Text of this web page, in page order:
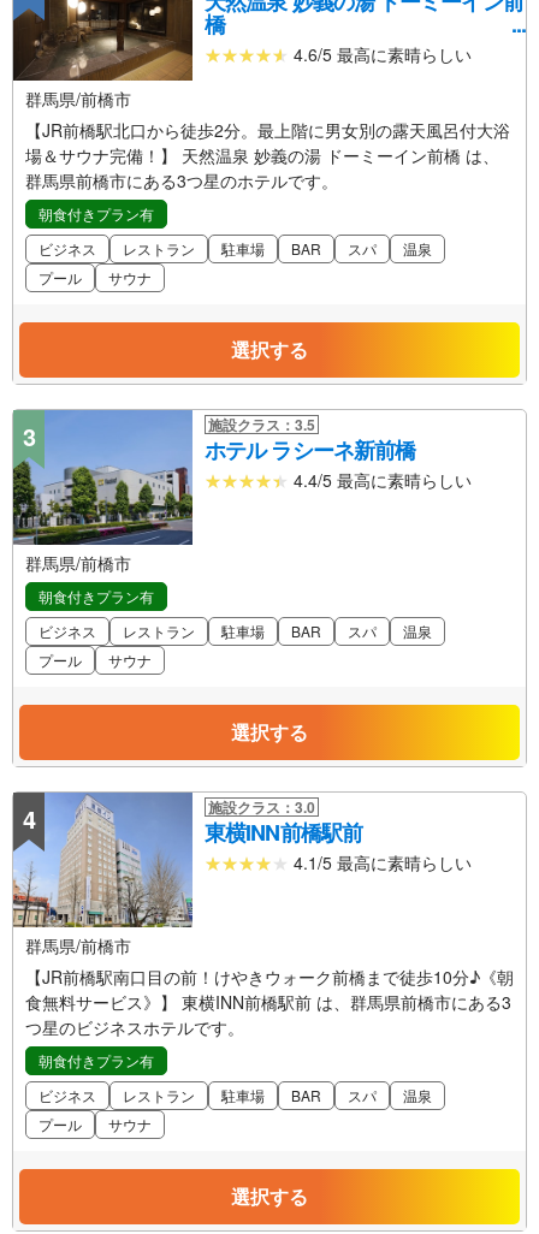
橋
4.6/5 最高に素晴らしい
群馬県/前橋市
【JR前橋駅北口から徒歩2分。最上階に男女別の露天風呂付大浴
場＆サウナ完備！】 天然温泉 妙義の湯 ドーミーイン前橋 は、
群馬県前橋市にある3つ星のホテルです。
朝食付きプラン有
ビジネス
レストラン 駐車場 BAR スパ
温泉
プール
サウナ
選択する
3 施設クラス：3.5
ホテル ラシーネ新前橋
4.4/5 最高に素晴らしい
群馬県/前橋市
朝食付きプラン有
ビジネス
レストラン 駐車場 BAR スパ
温泉
プール
サウナ
選択する
4 施設クラス：3.0
東横INN前橋駅前
4.1/5 最高に素晴らしい
群馬県/前橋市
【JR前橋駅南口目の前！けやきウォーク前橋まで徒歩10分♪《朝
食無料サービス》】 東横INN前橋駅前 は、群馬県前橋市にある3
つ星のビジネスホテルです。
朝食付きプラン有
ビジネス
レストラン 駐車場 BAR スパ
温泉
プール
サウナ
選択する